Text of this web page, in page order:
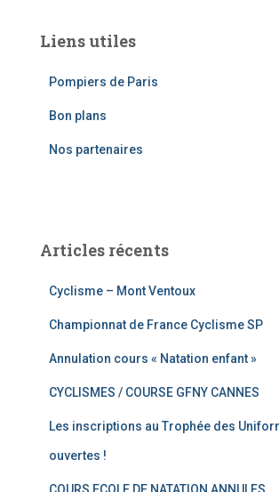
rLiens utiles
Pompiers de Paris
Bon plans
Nos partenaires
Articles récents
Cyclisme – Mont Ventoux
Championnat de France Cyclisme SP
Annulation cours « Natation enfant »
CYCLISMES / COURSE GFNY CANNES
Les inscriptions au Trophée des
ouvertes !
COURS ECOLE DE NATATION ANNULES